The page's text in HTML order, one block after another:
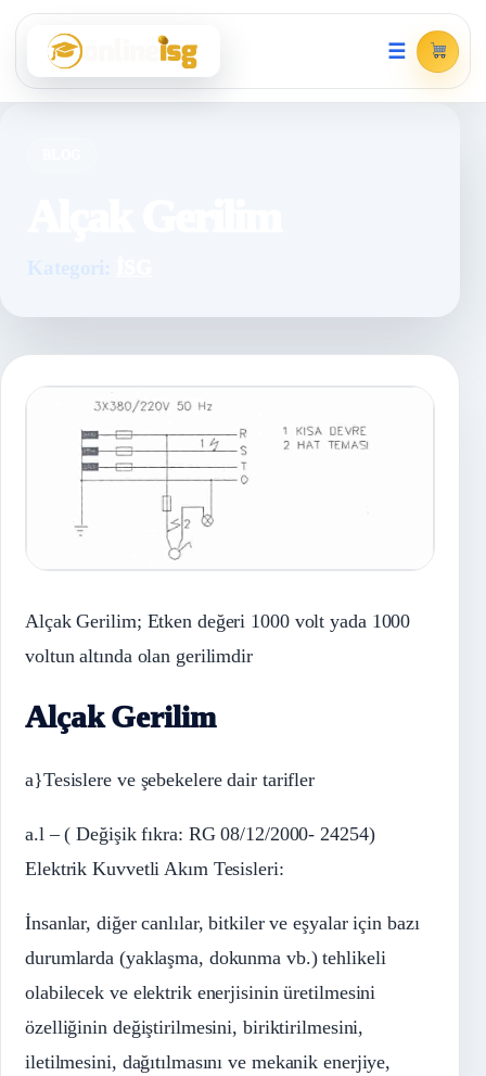
☰
Kategori:
Alçak Gerilim; Etken değeri 1000 volt yada 1000
voltun altında olan gerilimdir
Alçak Gerilim
a}Tesislere ve şebekelere dair tarifler
a.l – ( Değişik fıkra: RG 08/12/2000- 24254)
Elektrik Kuvvetli Akım Tesisleri:
İnsanlar, diğer canlılar, bitkiler ve eşyalar için bazı
durumlarda (yaklaşma, dokunma vb.) tehlikeli
olabilecek ve elektrik enerjisinin üretilmesini
özelliğinin değiştirilmesini, biriktirilmesini,
iletilmesini, dağıtılmasını ve mekanik enerjiye,